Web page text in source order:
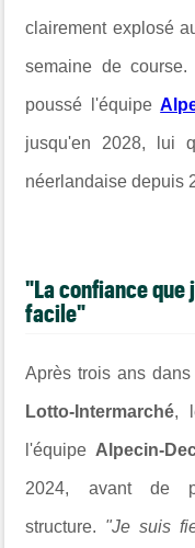
clairement explosé
semaine de
poussé l'équipe
jusqu'en 2028, lui
néerlandaise depuis
"La confiance
facile"
Après trois ans
Lotto-Intermarché,
l'équipe Alpecin-
2024, avant de
structure. "Je suis